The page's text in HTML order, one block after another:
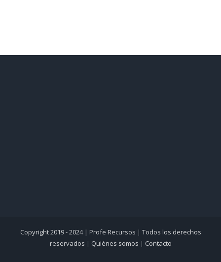
Copyright 2019 - 2024 | Profe Recursos | Todos los derechos
reservados | Quiénes somos | Contacto